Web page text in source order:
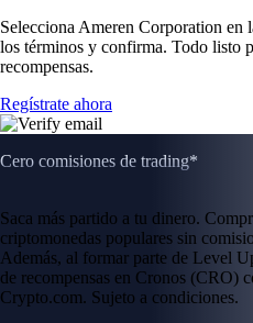
Selecciona Ameren Corporation en
los términos y confirma. Todo listo
recompensas.
Regístrate ahora
Cero comisiones de trading*
Saca más partido a tu dinero.
criptomonedas populares sin
Además, al formar parte de Level
de recompensas en Cronos (CRO)
Crypto.com. Sujeto a condiciones.